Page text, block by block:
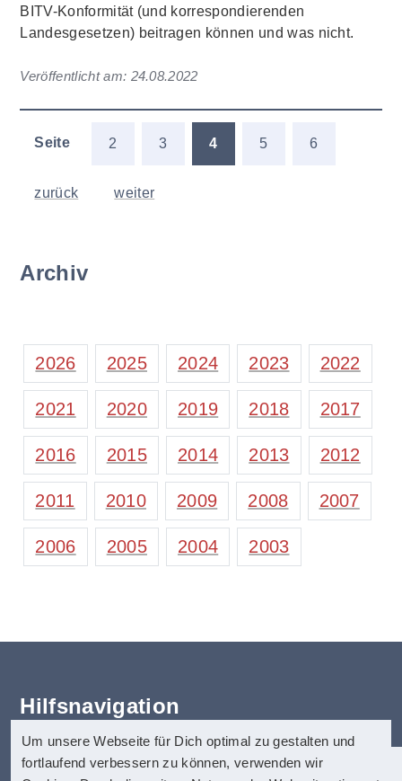
BITV-Konformität (und korrespondierenden
Landesgesetzen) beitragen können und was nicht.
Veröffentlicht am: 24.08.2022
Seite 2 3 4 5 6
zurück weiter
Archiv
2026 2025 2024 2023 2022
2021 2020 2019 2018 2017
2016 2015 2014 2013 2012
2011 2010 2009 2008 2007
2006 2005 2004 2003
Hilfsnavigation
Erklärung zur Barrierefreiheit
Startseite
Um unsere Webseite für Dich optimal zu gestalten und
fortlaufend verbessern zu können, verwenden wir